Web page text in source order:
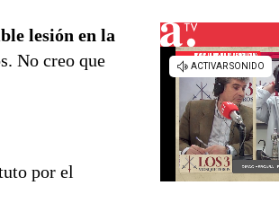
lesión en la
No creo que
por el